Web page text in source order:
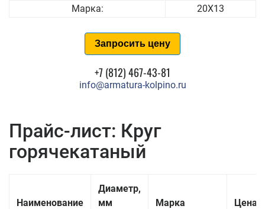
Марка:
20Х13
Запросить цену
+7 (812) 467-43-81
info@armatura-kolpino.ru
Прайс-лист: Круг
горячекатаный
Наименование
Диаметр,
мм
Марка Цена